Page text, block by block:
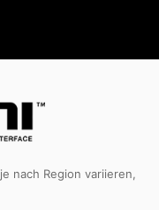
nach Region variieren,